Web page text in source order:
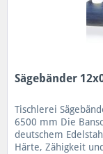
Sägebänder
Tischlerei
6500 mm Die
deutschem
Härte, Zähigkeit